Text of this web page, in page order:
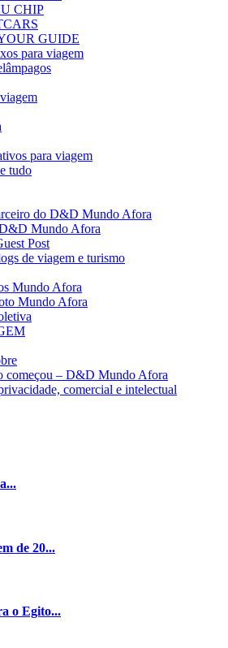
CHIP
GUIDE
para viagem
para viagem
tudo
do D&D Mundo Afora
Mundo Afora
Post
de viagem e turismo
Mundo Afora
Mundo Afora
começou – D&D Mundo Afora
comercial e intelectual
de 20...
o Egito...